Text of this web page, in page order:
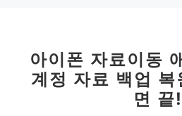
아이폰 자료이동
계정 자료 백업
면 끝!